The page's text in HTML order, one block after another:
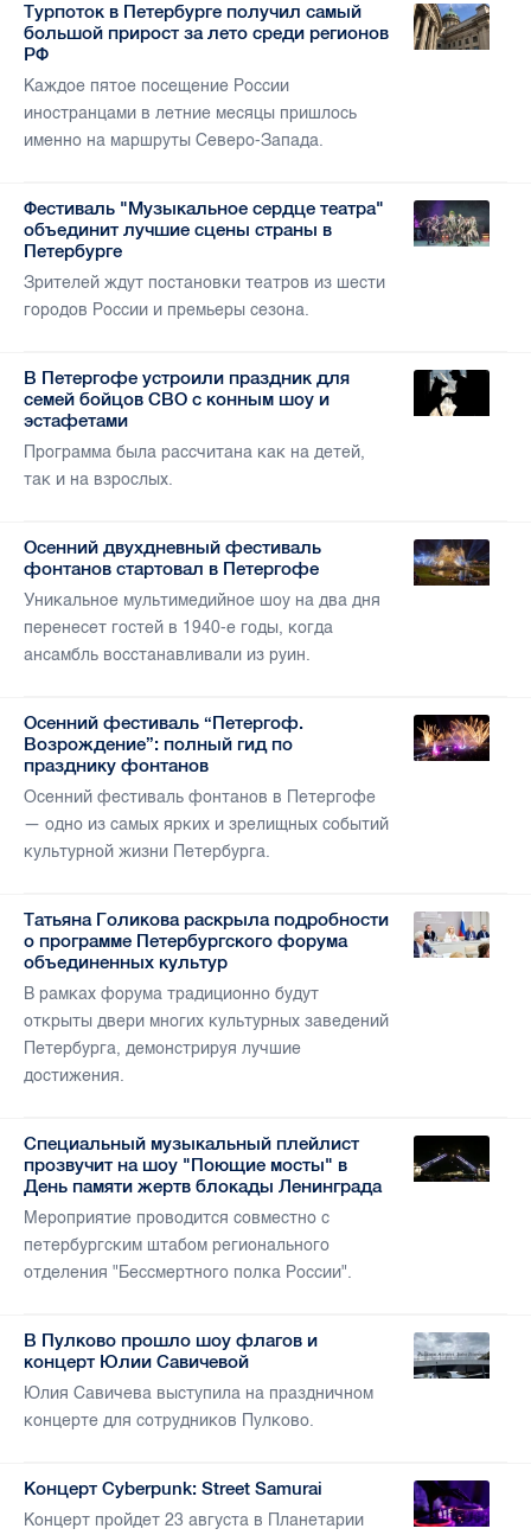
Турпоток в Петербурге получил самый
большой прирост за лето среди регионов
РФ
Каждое пятое посещение России
иностранцами в летние месяцы пришлось
именно на маршруты Северо-Запада.
Фестиваль "Музыкальное сердце театра"
объединит лучшие сцены страны в
Петербурге
Зрителей ждут постановки театров из шести
городов России и премьеры сезона.
В Петергофе устроили праздник для
семей бойцов СВО с конным шоу и
эстафетами
Программа была рассчитана как на детей,
так и на взрослых.
Осенний двухдневный фестиваль
фонтанов стартовал в Петергофе
Уникальное мультимедийное шоу на два дня
перенесет гостей в 1940-е годы, когда
ансамбль восстанавливали из руин.
Осенний фестиваль “Петергоф.
Возрождение”: полный гид по
празднику фонтанов
Осенний фестиваль фонтанов в Петергофе
— одно из самых ярких и зрелищных событий
культурной жизни Петербурга.
Татьяна Голикова раскрыла подробности
о программе Петербургского форума
объединенных культур
В рамках форума традиционно будут
открыты двери многих культурных заведений
Петербурга, демонстрируя лучшие
достижения.
Специальный музыкальный плейлист
прозвучит на шоу "Поющие мосты" в
День памяти жертв блокады Ленинграда
Мероприятие проводится совместно с
петербургским штабом регионального
отделения "Бессмертного полка России".
В Пулково прошло шоу флагов и
концерт Юлии Савичевой
Юлия Савичева выступила на праздничном
концерте для сотрудников Пулково.
Концерт Cyberpunk: Street Samurai
Концерт пройдет 23 августа в Планетарии